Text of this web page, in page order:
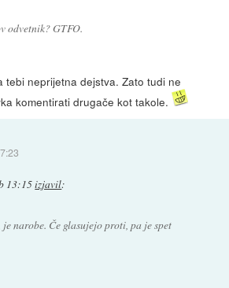
odvetnik? GTFO.
tebi neprijetna dejstva. Zato tudi ne
komentirati drugače kot takole.
13:15izjavil:
je narobe. Če glasujejo proti, pa je spet